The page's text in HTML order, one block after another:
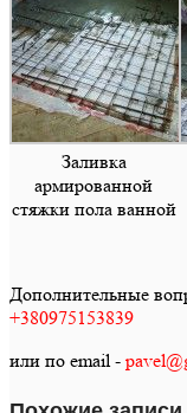
Заливка
армированной
стяжки пола ванной
Дополнительные
+380975153839
или по email -